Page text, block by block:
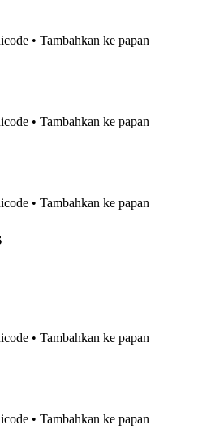
• Tambahkan ke papan
• Tambahkan ke papan
• Tambahkan ke papan
• Tambahkan ke papan
• Tambahkan ke papan